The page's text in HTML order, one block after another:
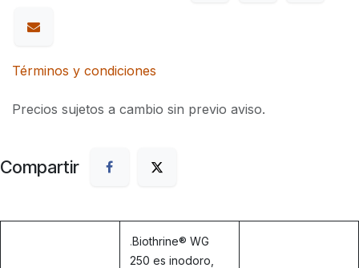
Términos y condiciones
Precios sujetos a cambio sin previo aviso.
Compartir
.Biothrine® WG
250 es inodoro,